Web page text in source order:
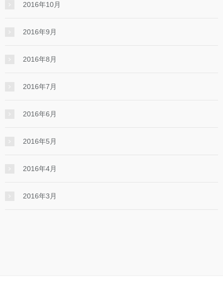
2016年10月
2016年9月
2016年8月
2016年7月
2016年6月
2016年5月
2016年4月
2016年3月